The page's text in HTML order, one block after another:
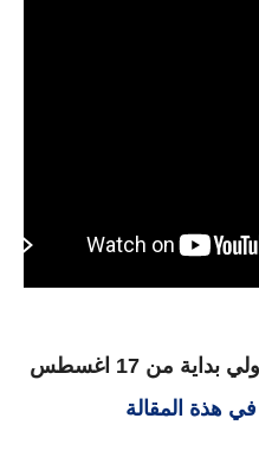
توقف فيزا يلا في التعامل الدولي بداية من 17 اغسطس
في هذة المقالة